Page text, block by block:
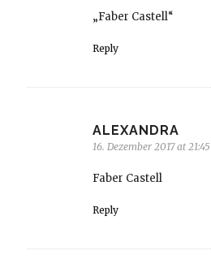
„Faber Castell“
Reply
ALEXANDRA
16. Dezember 2017 at 21:45
Faber Castell
Reply